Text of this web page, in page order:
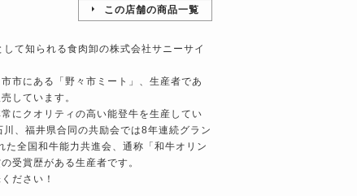
この店舗の商品一覧
て知られる食肉卸の株式会社サニーサイ
市にある「野々市ミート」、生産者であ
しています。
にクオリティの高い能登牛を生産してい
、福井県合同の共励会では8年連続グラン
全国和牛能力共進会、通称「和牛オリン
受賞歴がある生産者です。
ださい！